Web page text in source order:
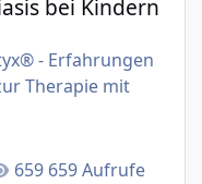
bei Kindern
- Erfahrungen
Therapie mit
659 Aufrufe